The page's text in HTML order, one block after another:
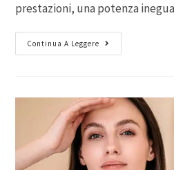
prestazioni, una potenza
Continua A Leggere